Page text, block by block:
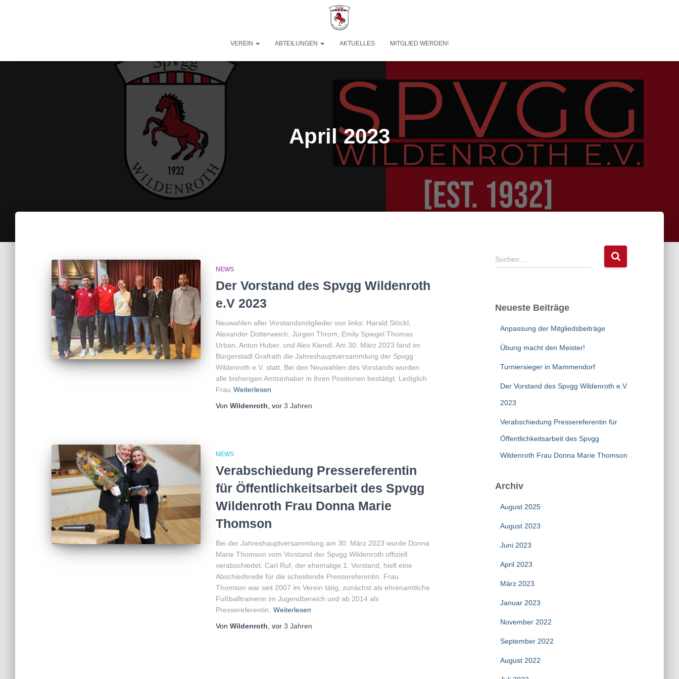
VEREIN ABTEILUNGEN AKTUELLES MITGLIED WERDEN!
April 2023
NEWS
Der Vorstand des Spvgg Wildenroth
e.V 2023
Neuwahlen aller Vorstandsmitglieder von links: Harald Stöckl,
Alexander Dotterweich, Jürgen Throm, Emily Spiegel Thomas
Urban, Anton Huber, und Alex Kiendl. Am 30. März 2023 fand im
Bürgerstadl Grafrath die Jahreshauptversammlung der Spvgg
Wildenroth e.V. statt. Bei den Neuwahlen des Vorstands wurden
alle bisherigen Amtsinhaber in ihren Positionen bestätigt. Lediglich
Frau Weiterlesen
Von Wildenroth , vor 3 Jahren
NEWS
Verabschiedung Pressereferentin
für Öffentlichkeitsarbeit des Spvgg
Wildenroth Frau Donna Marie
Thomson
Bei der Jahreshauptversammlung am 30. März 2023 wurde Donna
Marie Thomson vom Vorstand der Spvgg Wildenroth offiziell
verabschiedet. Carl Ruf, der ehemalige 1. Vorstand, hielt eine
Abschiedsrede für die scheidende Pressereferentin. Frau
Thomson war seit 2007 im Verein tätig, zunächst als ehrenamtliche
Fußballtrainerin im Jugendbereich und ab 2014 als
Pressereferentin.
Weiterlesen
Von Wildenroth , vor 3 Jahren
S
u
n
Suchen …
Neueste Beiträge
Anpassung der Mitgliedsbeiträge
Übung macht den Meister!
Turniersieger in Mammendorf
Der Vorstand des Spvgg Wildenroth e.V
2023
Verabschiedung Pressereferentin für
Öffentlichkeitsarbeit des Spvgg
Wildenroth Frau Donna Marie Thomson
Archiv
August 2025
August 2023
Juni 2023
April 2023
März 2023
Januar 2023
November 2022
September 2022
August 2022